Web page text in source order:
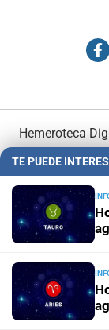
Hemeroteca
Administración
TE PUEDE